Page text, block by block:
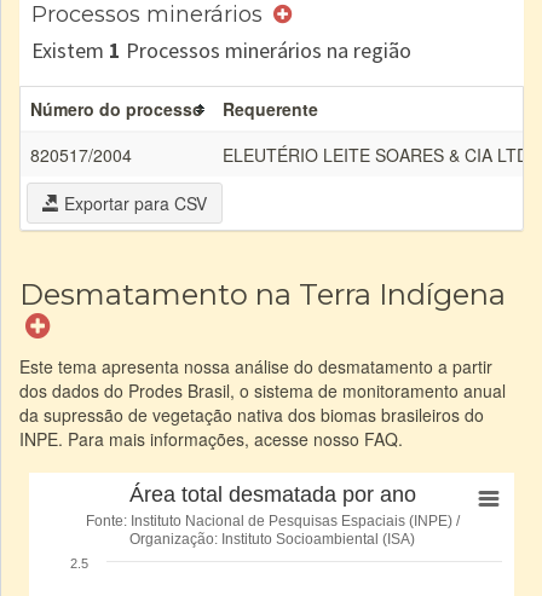
Processos minerários
Existem 1 Processos minerários na região
Número do processo
Requerente
820517/2004
ELEUTÉRIO LEITE SOARES & CIA
Exportar para CSV
Desmatamento na Terra Indígena
Este tema apresenta nossa análise do desmatamento a partir
dos dados do Prodes Brasil, o sistema de monitoramento anual
da supressão de vegetação nativa dos biomas brasileiros do
INPE. Para mais informações, acesse nosso FAQ.